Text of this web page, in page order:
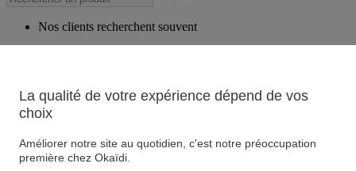
Nos clients recherchent souvent
Produits suggérés
Voir tous les produits
La qualité de votre expérience dépend de vos
choix
Améliorer notre site au quotidien, c'est notre préoccupation
première chez Okaïdi.